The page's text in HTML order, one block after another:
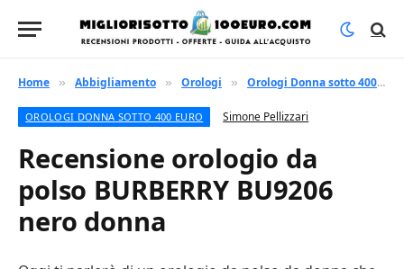
Home » Abbigliamento » Orologi » Orologi Donna sotto 400 euro
OROLOGI DONNA SOTTO 400 EURO Simone Pellizzari
Recensione orologio da
polso BURBERRY BU9206
nero donna